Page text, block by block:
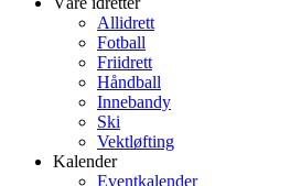
Allidrett
Fotball
Friidrett
Håndball
Innebandy
Ski
Vektløfting
Kalender
Eventkalender